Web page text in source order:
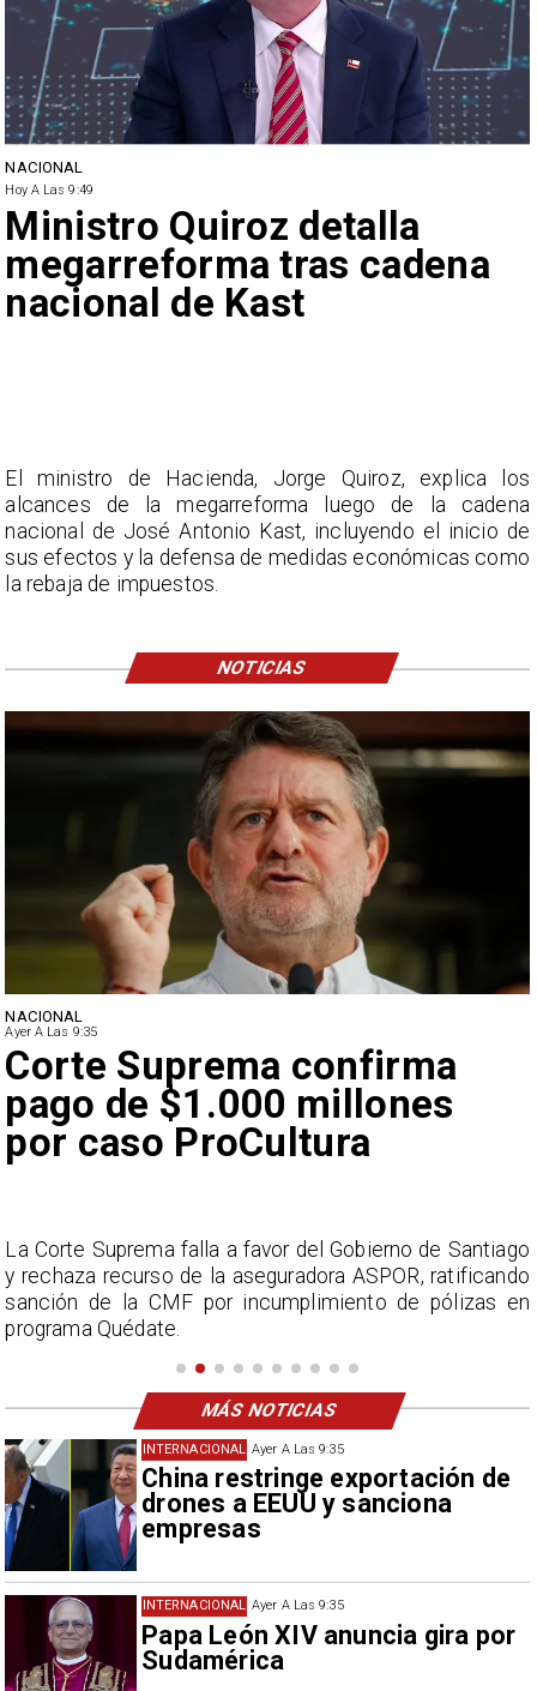
Ayer A Las 9:35
China restringe exportación de
drones a EEUU y sanciona
empresas
INTERNACIONAL
Ayer A Las 9:35
Papa León XIV anuncia gira por
Sudamérica
INTERNACIONAL
NACIONAL
Ayer A Las 9:35
Corte Suprema confirma
pago de $1.000 millones
por caso ProCultura
La Corte Suprema falla a favor del Gobierno de Santiago
y rechaza recurso de la aseguradora ASPOR, ratificando
sanción de la CMF por incumplimiento de pólizas en
programa Quédate.
NACIONAL
Hoy A Las 9:49
Ministro Quiroz detalla
megarreforma tras cadena
nacional de Kast
El ministro de Hacienda, Jorge Quiroz, explica los
alcances de la megarreforma luego de la cadena
nacional de José Antonio Kast, incluyendo el inicio de
sus efectos y la defensa de medidas económicas como
la rebaja de impuestos.
NOTICIAS
MÁS NOTICIAS